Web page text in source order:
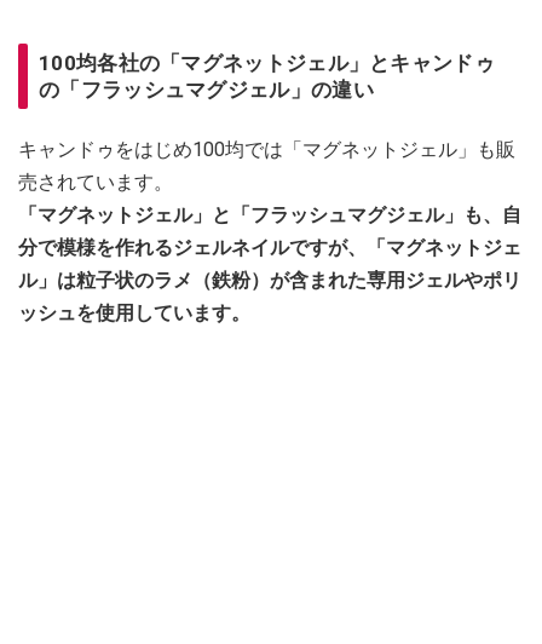
100均各社の「マグネットジェル」とキャンドゥ
の「フラッシュマグジェル」の違い
キャンドゥをはじめ100均では「マグネットジェル」も販
売されています。
「マグネットジェル」と「フラッシュマグジェル」も、自
分で模様を作れるジェルネイルですが、「マグネットジェ
ル」は粒子状のラメ（鉄粉）が含まれた専用ジェルやポリ
ッシュを使用しています。